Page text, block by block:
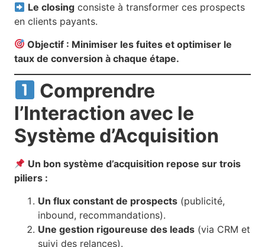
Le closing consiste à transformer ces prospects
en clients payants.
Objectif : Minimiser les fuites et optimiser le
taux de conversion à chaque étape.
Comprendre
l’Interaction avec le
Système d’Acquisition
Un bon système d’acquisition repose sur trois
piliers :
Un flux constant de prospects (publicité,
inbound, recommandations).
Une gestion rigoureuse des leads (via CRM et
suivi des relances).